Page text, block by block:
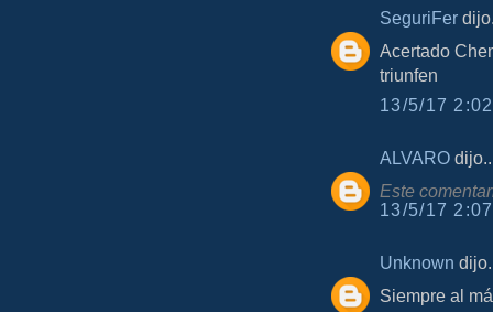
SeguriFer
Acertado
triunfen
13/5/17
ALVARO
Este
13/5/17
Unknown
Siempre al